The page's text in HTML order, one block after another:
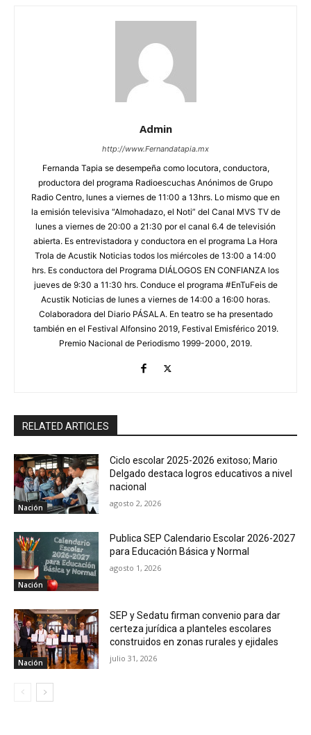
Admin
http://www.Fernandatapia.mx
Fernanda Tapia se desempeña como locutora, conductora,
productora del programa Radioescuchas Anónimos de Grupo
Radio Centro, lunes a viernes de 11:00 a 13hrs. Lo mismo que en
la emisión televisiva “Almohadazo, el Noti” del Canal MVS TV de
lunes a viernes de 20:00 a 21:30 por el canal 6.4 de televisión
abierta. Es entrevistadora y conductora en el programa La Hora
Trola de Acustik Noticias todos los miércoles de 13:00 a 14:00
hrs. Es conductora del Programa DIÁLOGOS EN CONFIANZA los
jueves de 9:30 a 11:30 hrs. Conduce el programa #EnTuFeis de
Acustik Noticias de lunes a viernes de 14:00 a 16:00 horas.
Colaboradora del Diario PÁSALA. En teatro se ha presentado
también en el Festival Alfonsino 2019, Festival Emisférico 2019.
Premio Nacional de Periodismo 1999-2000, 2019.
RELATED ARTICLES
Nación
Ciclo escolar 2025-2026 exitoso; Mario
Delgado destaca logros educativos a nivel
nacional
agosto 2, 2026
Nación
Publica SEP Calendario Escolar 2026-2027
para Educación Básica y Normal
agosto 1, 2026
Nación
SEP y Sedatu firman convenio para dar
certeza jurídica a planteles escolares
construidos en zonas rurales y ejidales
julio 31, 2026